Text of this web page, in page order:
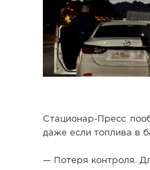
Стационар-Пресс
даже если топлива в
— Потеря контроля.